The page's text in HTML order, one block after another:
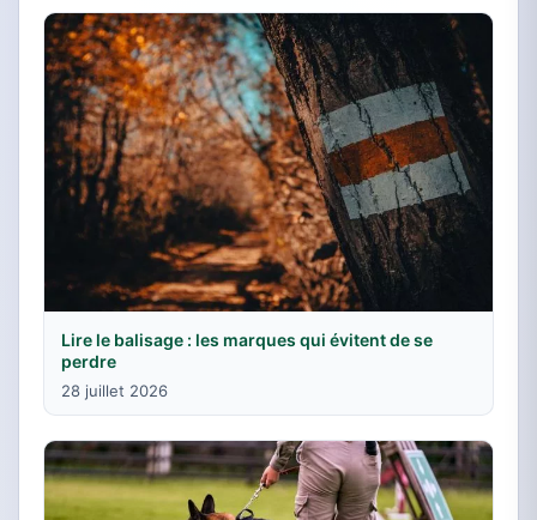
Lire le balisage : les marques qui évitent de se
perdre
28 juillet 2026